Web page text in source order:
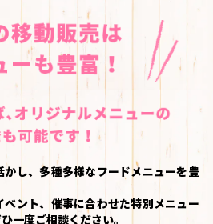
し、多種多様なフードメニューを豊
ント、催事に合わせた特別メニュー
一度ご相談ください。